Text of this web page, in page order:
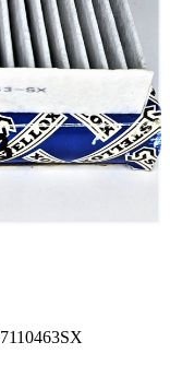
7110463SX